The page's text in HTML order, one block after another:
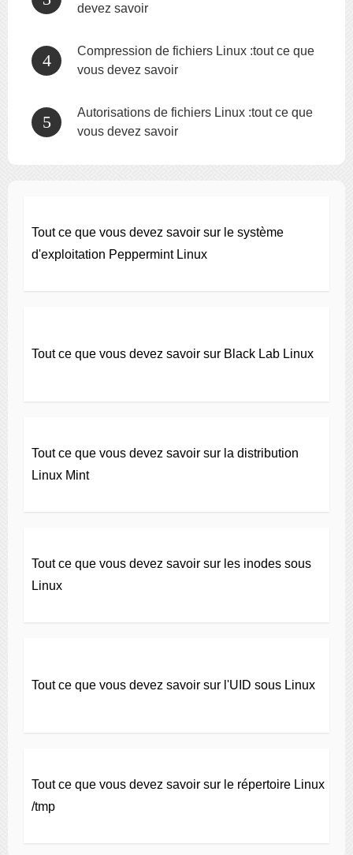
devez savoir
Compression de fichiers Linux :tout ce que
vous devez savoir
Autorisations de fichiers Linux :tout ce que
vous devez savoir
Tout ce que vous devez savoir sur le système
d'exploitation Peppermint Linux
Tout ce que vous devez savoir sur Black Lab Linux
Tout ce que vous devez savoir sur la distribution
Linux Mint
Tout ce que vous devez savoir sur les inodes sous
Linux
Tout ce que vous devez savoir sur l'UID sous Linux
Tout ce que vous devez savoir sur le répertoire Linux
/tmp